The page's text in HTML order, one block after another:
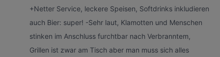
+Netter Service, leckere Speisen, Softdrinks inkludieren
auch Bier: super! -Sehr laut, Klamotten und Menschen
stinken im Anschluss furchtbar nach Verbranntem,
Grillen ist zwar am Tisch aber man muss sich alles